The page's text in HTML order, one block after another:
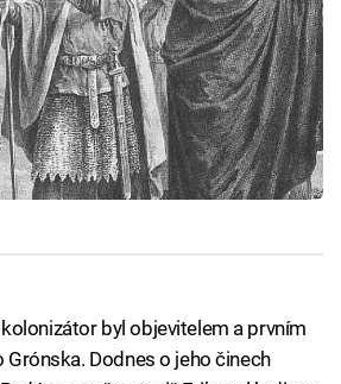
byl objevitelem a prvním
Dodnes o jeho činech